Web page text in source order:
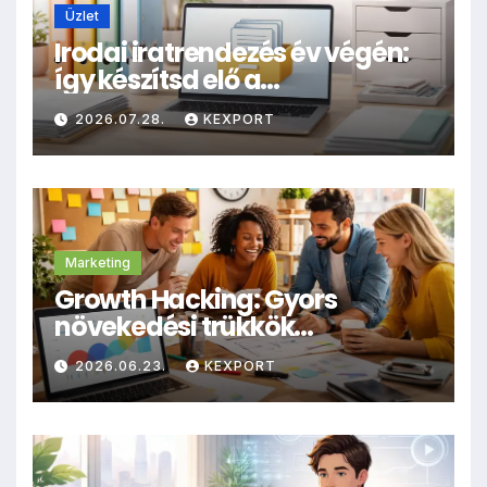
Üzlet
Irodai iratrendezés év végén:
így készítsd elő a
dokumentumokat
archiválásra
2026.07.28. KEXPORT
Marketing
Growth Hacking: Gyors
növekedési trükkök
kisvállalkozásoknak
2026.06.23. KEXPORT